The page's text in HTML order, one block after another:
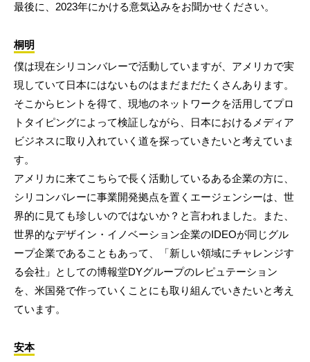
最後に、2023年にかける意気込みをお聞かせください。
桐明
僕は現在シリコンバレーで活動していますが、アメリカで実
現していて日本にはないものはまだまだたくさんあります。
そこからヒントを得て、現地のネットワークを活用してプロ
トタイピングによって検証しながら、日本におけるメディア
ビジネスに取り入れていく道を探っていきたいと考えていま
す。
アメリカに来てこちらで長く活動しているある企業の方に、
シリコンバレーに事業開発拠点を置くエージェンシーは、世
界的に見ても珍しいのではないか？と言われました。また、
世界的なデザイン・イノベーション企業のIDEOが同じグル
ープ企業であることもあって、「新しい領域にチャレンジす
る会社」としての博報堂DYグループのレピュテーション
を、米国発で作っていくことにも取り組んでいきたいと考え
ています。
安本